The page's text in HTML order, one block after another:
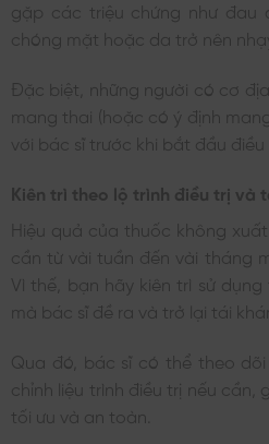
gặp các triệu chứng như đau
chóng mặt hoặc da trở nên
Đặc biệt, những người có cơ
mang thai (hoặc có ý định
với bác sĩ trước khi bắt đầu điều
Kiên trì theo lộ trình điều trị và
Hiệu quả của thuốc không
cần từ vài tuần đến vài tháng
Vì thế, bạn hãy kiên trì sử
mà bác sĩ đề ra và trở lại tái
Qua đó, bác sĩ có thể theo
chỉnh liệu trình điều trị nếu
tối ưu và an toàn.